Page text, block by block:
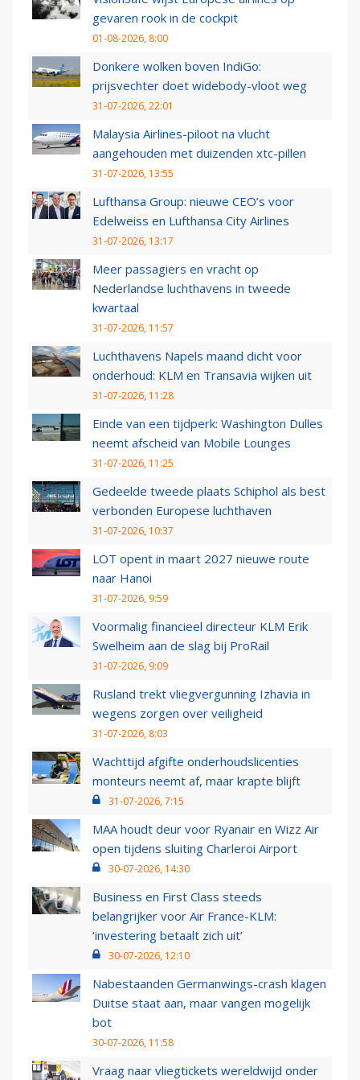
gevaren rook in de cockpit
01-08-2026, 8:00
Donkere wolken boven IndiGo:
prijsvechter doet widebody-vloot weg
31-07-2026, 22:01
Malaysia Airlines-piloot na vlucht
aangehouden met duizenden xtc-pillen
31-07-2026, 13:55
Lufthansa Group: nieuwe CEO’s voor
Edelweiss en Lufthansa City Airlines
31-07-2026, 13:17
Meer passagiers en vracht op
Nederlandse luchthavens in tweede
kwartaal
31-07-2026, 11:57
Luchthavens Napels maand dicht voor
onderhoud: KLM en Transavia wijken uit
31-07-2026, 11:28
Einde van een tijdperk: Washington Dulles
neemt afscheid van Mobile Lounges
31-07-2026, 11:25
Gedeelde tweede plaats Schiphol als best
verbonden Europese luchthaven
31-07-2026, 10:37
LOT opent in maart 2027 nieuwe route
naar Hanoi
31-07-2026, 9:59
Voormalig financieel directeur KLM Erik
Swelheim aan de slag bij ProRail
31-07-2026, 9:09
Rusland trekt vliegvergunning Izhavia in
wegens zorgen over veiligheid
31-07-2026, 8:03
Wachttijd afgifte onderhoudslicenties
monteurs neemt af, maar krapte blijft
31-07-2026, 7:15
MAA houdt deur voor Ryanair en Wizz Air
open tijdens sluiting Charleroi Airport
30-07-2026, 14:30
Business en First Class steeds
belangrijker voor Air France-KLM:
‘investering betaalt zich uit’
30-07-2026, 12:10
Nabestaanden Germanwings-crash klagen
Duitse staat aan, maar vangen mogelijk
bot
30-07-2026, 11:58
Vraag naar vliegtickets wereldwijd onder